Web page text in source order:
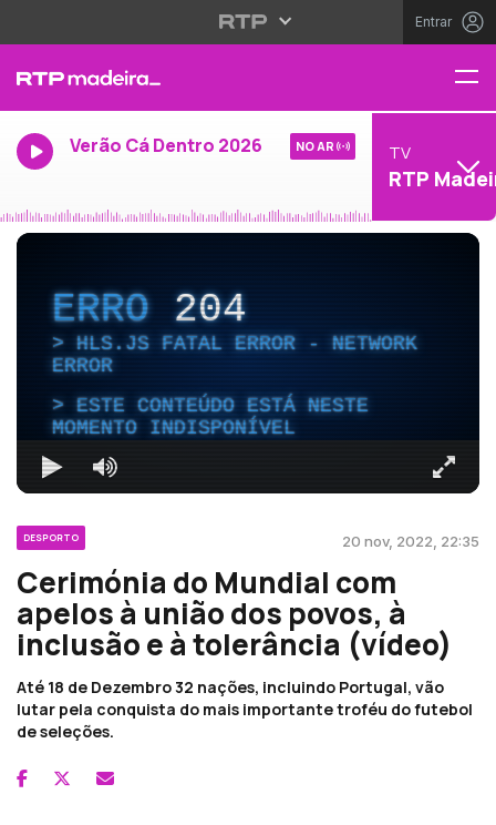
Entrar
Verão Cá Dentro 2026 NO AR TV
RTP
ERRO204
HLS.JS FATAL ERROR - NETWORK
ERROR
ESTE CONTEÚDO ESTÁ NESTE
MOMENTO INDISPONÍVEL
DESPORTO 20 nov, 2022, 22:35
Cerimónia do Mundial com
apelos à união dos povos, à
inclusão e à tolerância (vídeo)
Até 18 de Dezembro 32 nações, incluindo Portugal, vão
lutar pela conquista do mais importante troféu do futebol
de seleções.